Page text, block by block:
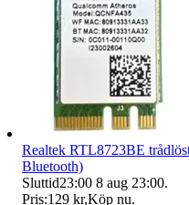
Realtek RTL8723BE
Bluetooth)
Sluttid23:00 8 aug 23:00.
Pris:129 kr,Köp nu.